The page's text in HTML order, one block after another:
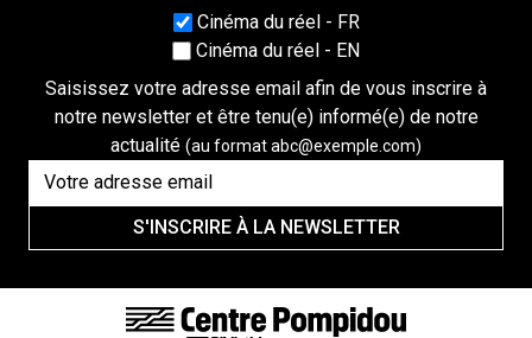
Choisissez une langueCinéma du réel - FR
Cinéma du réel - EN
Saisissez votre adresse email afin de vous inscrire à
notre newsletter et être tenu(e) informé(e) de notre
actualité (au format abc@exemple.com)
S'INSCRIRE À LA NEWSLETTER
FOOTER LINKS